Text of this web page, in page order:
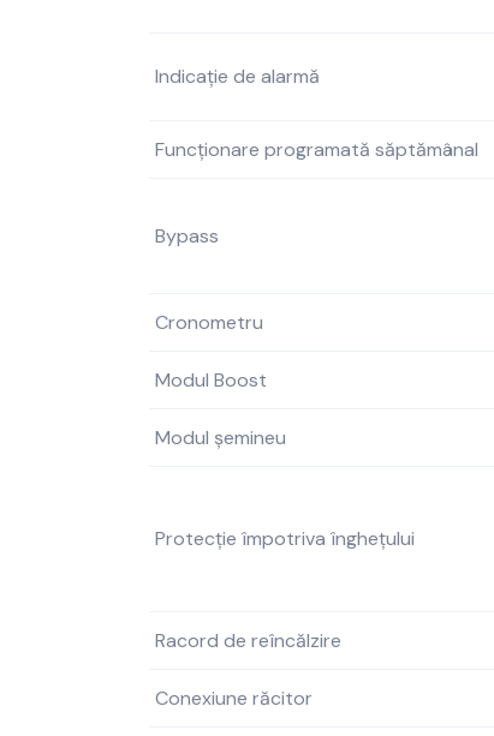
Indicație de alarmă
Funcționare programată săptămânal
Bypass
Cronometru
Modul Boost
Modul șemineu
Protecție împotriva înghețului
Racord de reîncălzire
Conexiune răcitor